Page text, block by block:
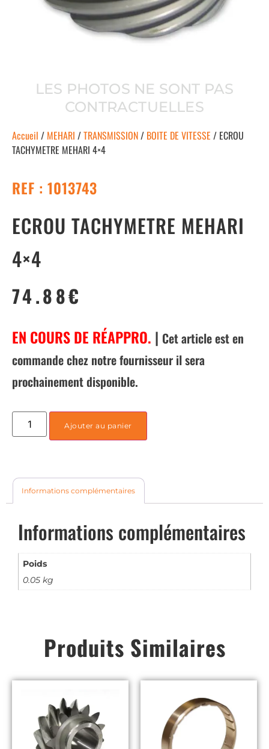
LES PHOTOS NE SONT PAS
CONTRACTUELLES
Accueil / MEHARI /TRANSMISSION/ BOITE DE VITESSE / ECROU
TACHYMETRE MEHARI 4×4
REF : 1013743
ECROU TACHYMETRE MEHARI
4×4
74.88€
EN COURS DE RÉAPPRO. | Cet article est en
commande chez notre fournisseur il sera
prochainement disponible.
Ajouter au panier
Informations complémentaires
Informations complémentaires
Poids
0.05 kg
Produits Similaires